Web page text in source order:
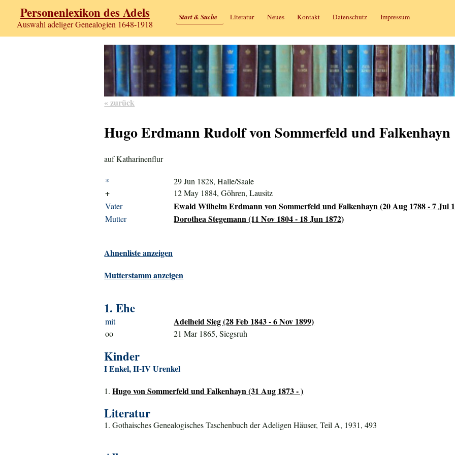
Personenlexikon des Adels
Auswahl adeliger Genealogien 1648-1918
Start & Suche Literatur Neues Kontakt Datenschutz Impressum
« zurück
Hugo Erdmann Rudolf von Sommerfeld und Falkenhayn
auf Katharinenflur
*
29 Jun 1828, Halle/Saale
+
12 May 1884, Göhren, Lausitz
Vater
Ewald Wilhelm Erdmann von Sommerfeld und Falkenhayn (20 Aug 1788 - 7 Jul
Mutter Dorothea Stegemann (11 Nov 1804 - 18 Jun 1872)
Ahnenliste anzeigen
Mutterstamm anzeigen
1. Ehe
mit Adelheid Sieg (28 Feb 1843 - 6 Nov 1899)
oo 21 Mar 1865, Siegsruh
Kinder
I Enkel, II-IV Urenkel
1.Hugo von Sommerfeld und Falkenhayn (31 Aug 1873 - )
Literatur
1. Gothaisches Genealogisches Taschenbuch der Adeligen Häuser, Teil A, 1931, 493